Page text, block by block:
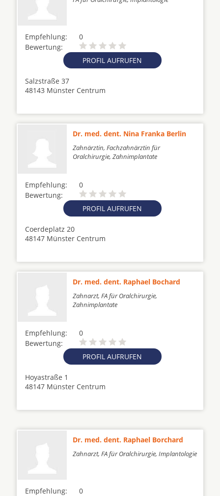
Empfehlung:
0
Bewertung:
PROFIL AUFRUFEN
Salzstraße 37
48143 Münster Centrum
Dr. med. dent. Nina Franka Berlin
Zahnärztin, Fachzahnärztin für
Oralchirurgie, Zahnimplantate
Empfehlung:
0
Bewertung:
PROFIL AUFRUFEN
Coerdeplatz 20
48147 Münster Centrum
Dr. med. dent. Raphael Bochard
Zahnarzt, FA für Oralchirurgie,
Zahnimplantate
Empfehlung:
0
Bewertung:
PROFIL AUFRUFEN
Hoyastraße 1
48147 Münster Centrum
Dr. med. dent. Raphael Borchard
Zahnarzt, FA für Oralchirurgie, Implantologie
Empfehlung:
0